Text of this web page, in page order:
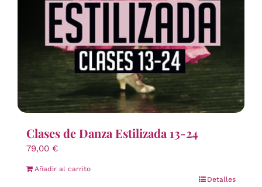
Clases de Danza Estilizada 13-24
79,00 €
Añadir al carrito
Detalles